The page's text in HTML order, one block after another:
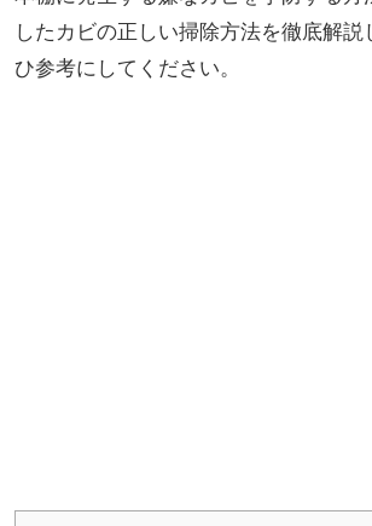
したカビの正しい掃除方法を徹底解
ひ参考にしてください。